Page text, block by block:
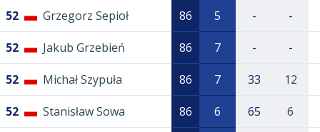
52 Grzegorz Sepioł 86 5 - -
52 Jakub Grzebień 86 7 - -
52 Michał Szypuła 86 7 33 12
52 Stanisław Sowa 86 6 65 6